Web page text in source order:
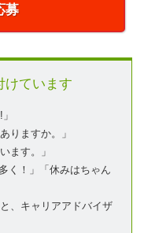
募
けています
りますか。」
ます。」
く！」「休みはちゃん
、キャリアアドバイザ